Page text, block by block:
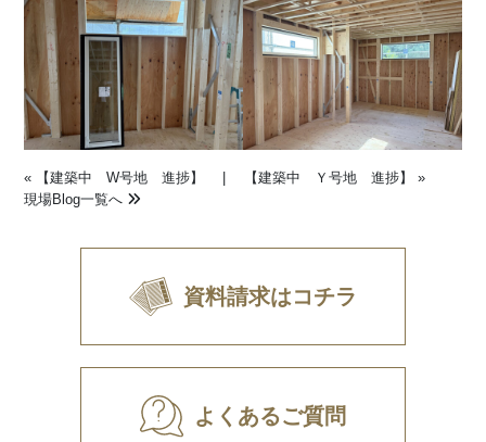
« 【建築中 W号地 進捗】 【建築中 Ｙ号地 進捗】
»
現場Blog一覧へ
資料請求はコチラ
よくあるご質問